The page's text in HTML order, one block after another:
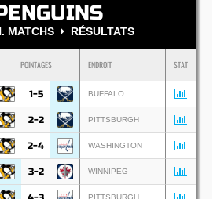
MATCHS RÉSULTATS
POINTAGES ENDROIT STAT
1-5 BUFFALO
2-2 PITTSBURGH
2-4 WASHINGTON
3-2 WINNIPEG
PITTSBURGH